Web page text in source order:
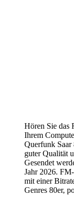
Hören Sie das
Ihrem
Querfunk
guter Qualität
Gesendet
Jahr 2026.
mit einer
Genres 80er,